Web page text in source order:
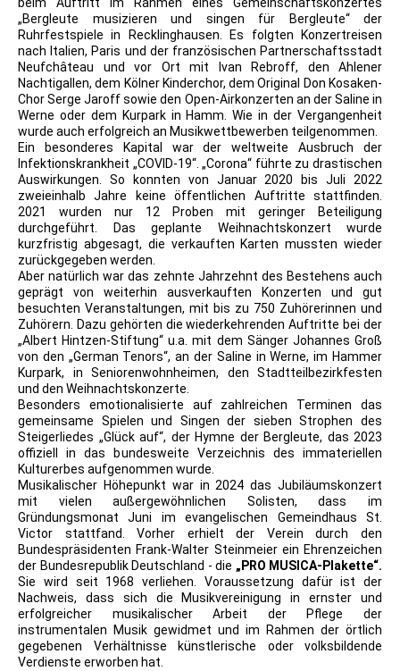
„Bergleute musizieren und singen für Bergleute“ der
Ruhrfestspiele in Recklinghausen. Es folgten Konzertreisen
nach Italien, Paris und der französischen Partnerschaftsstadt
Neufchâteau und vor Ort mit Ivan Rebroff, den Ahlener
Nachtigallen, dem Kölner Kinderchor, dem Original Don Kosaken-
Chor Serge Jaroff sowie den Open-Airkonzerten an der Saline in
Werne oder dem Kurpark in Hamm. Wie in der Vergangenheit
wurde auch erfolgreich an Musikwettbewerben teilgenommen.
Ein besonderes Kapital war der weltweite Ausbruch der
Infektionskrankheit „COVID-19“. „Corona“ führte zu drastischen
Auswirkungen. So konnten von Januar 2020 bis Juli 2022
zweieinhalb Jahre keine öffentlichen Auftritte stattfinden.
2021 wurden nur 12 Proben mit geringer Beteiligung
durchgeführt. Das geplante Weihnachtskonzert wurde
kurzfristig abgesagt, die verkauften Karten mussten wieder
zurückgegeben werden.
Aber natürlich war das zehnte Jahrzehnt des Bestehens auch
geprägt von weiterhin ausverkauften Konzerten und gut
besuchten Veranstaltungen, mit bis zu 750 Zuhörerinnen und
Zuhörern. Dazu gehörten die wiederkehrenden Auftritte bei der
„Albert Hintzen-Stiftung“ u.a. mit dem Sänger Johannes Groß
von den „German Tenors“, an der Saline in Werne, im Hammer
Kurpark, in Seniorenwohnheimen, den Stadtteilbezirkfesten
und den Weihnachtskonzerte.
Besonders emotionalisierte auf zahlreichen Terminen das
gemeinsame Spielen und Singen der sieben Strophen des
Steigerliedes „Glück auf“, der Hymne der Bergleute, das 2023
offiziell in das bundesweite Verzeichnis des immateriellen
Kulturerbes aufgenommen wurde.
Musikalischer Höhepunkt war in 2024 das Jubiläumskonzert
mit vielen außergewöhnlichen Solisten, dass im
Gründungsmonat Juni im evangelischen Gemeindhaus St.
Victor stattfand. Vorher erhielt der Verein durch den
Bundespräsidenten Frank-Walter Steinmeier ein Ehrenzeichen
der Bundesrepublik Deutschland - die „PRO MUSICA-Plakette“.
Sie wird seit 1968 verliehen. Voraussetzung dafür ist der
Nachweis, dass sich die Musikvereinigung in ernster und
erfolgreicher musikalischer Arbeit der Pflege der
instrumentalen Musik gewidmet und im Rahmen der örtlich
gegebenen Verhältnisse künstlerische oder volksbildende
Verdienste erworben hat.